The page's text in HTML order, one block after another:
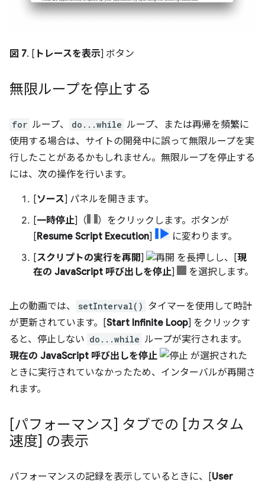
図 7. [ トレースを表示] ボタン
無限ループを停止する
for ループ、 do...while ループ、または再帰を頻繁に
使用する場合は、サイトの開発中に誤って無限ループを実
行したことがあるかもしれません。無限ループを停止する
には、次の操作を行います。
[ソース] パネルを開きます。
[一時停止]（
）をクリックします。ボタンが
[Resume Script Execution]
に変わります。
[スクリプトの実行を再開] を長押しし、[現
在の JavaScript 呼び出しを停止] を選択します。
上の動画では、 setInterval() タイマーを使用して時計
が更新されています。[Start Infinite Loop] をクリックす
ると、停止しない do...while ループが実行されます。
現在の JavaScript 呼び出しを停止
が選択された
ときに実行されていなかったため、インターバルが再開さ
れます。
[パフォーマンス] タブでの [カスタム
速度] の表示
パフォーマンスの記録を表示しているときに、[User